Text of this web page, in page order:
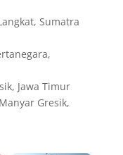
Sumatra
Jawa Timur
Manyar Gresik,